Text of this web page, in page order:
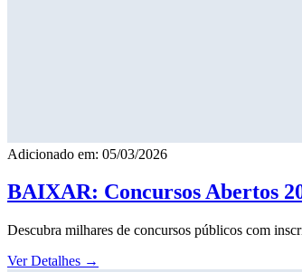
Adicionado em: 05/03/2026
BAIXAR: Concursos Abertos
Descubra milhares de concursos públicos com
Ver Detalhes →